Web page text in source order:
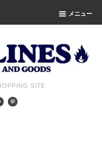
メニュー
SITE